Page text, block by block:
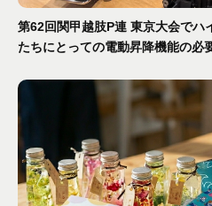
第62回関甲越肢P連 東京大会でハ
たちにとっての電動昇降機能の必